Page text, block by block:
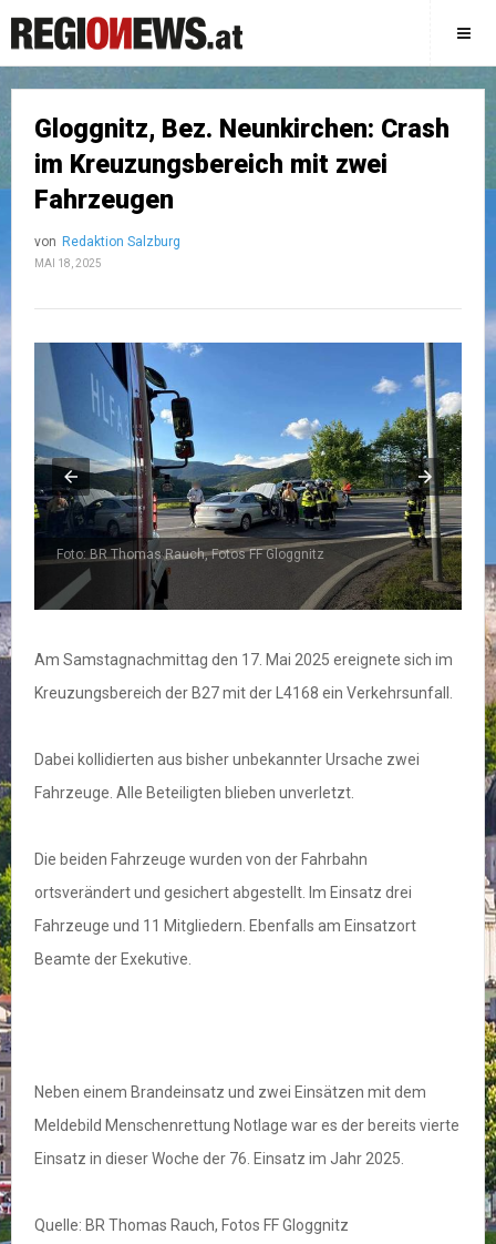
Gloggnitz, Bez. Neunkirchen: Crash
im Kreuzungsbereich mit zwei
Fahrzeugen
von Redaktion Salzburg
MAI 18, 2025
Foto: BR Thomas Rauch, Fotos FF Gloggnitz
Am Samstagnachmittag den 17. Mai 2025 ereignete sich im
Kreuzungsbereich der B27 mit der L4168 ein Verkehrsunfall.
Dabei kollidierten aus bisher unbekannter Ursache zwei
Fahrzeuge. Alle Beteiligten blieben unverletzt.
Die beiden Fahrzeuge wurden von der Fahrbahn
ortsverändert und gesichert abgestellt. Im Einsatz drei
Fahrzeuge und 11 Mitgliedern. Ebenfalls am Einsatzort
Beamte der Exekutive.
Neben einem Brandeinsatz und zwei Einsätzen mit dem
Meldebild Menschenrettung Notlage war es der bereits vierte
Einsatz in dieser Woche der 76. Einsatz im Jahr 2025.
Quelle: BR Thomas Rauch, Fotos FF Gloggnitz